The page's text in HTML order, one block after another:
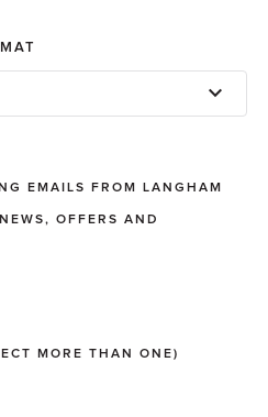
EMAILS FROM LANGHAM
OFFERS AND
MORE THAN ONE)